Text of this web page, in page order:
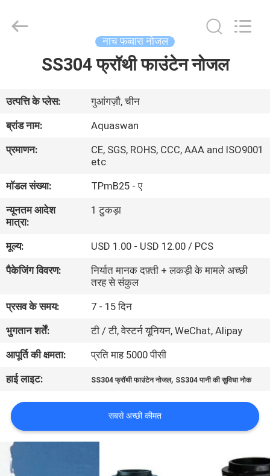
उत्पादों
हमारे
में
कारखाना
भ्रमण
नियंत्रण
संपर्क
करें
एक
उद्धरण
की
विनती
water
co,.ltd.
नाच फव्वारा नोजल
SS304 फ्रॉथी फाउंटेन नोजल
उत्पत्ति के प्लेस:
गुआंगज़ौ, चीन
ब्रांड नाम:
Aquaswan
प्रमाणन:
CE, SGS, ROHS, CCC, AAA and ISO9001
etc
मॉडल संख्या:
TPmB25 - ए
न्यूनतम आदेश
मात्रा:
1 टुकड़ा
मूल्य:
USD 1.00 - USD 12.00 / PCS
पैकेजिंग विवरण:
निर्यात मानक दफ़्ती + लकड़ी के मामले अच्छी
तरह से संकुल
प्रसव के समय:
7 - 15 दिन
भुगतान शर्तें:
टी / टी, वेस्टर्न यूनियन, WeChat, Alipay
आपूर्ति की क्षमता:
प्रति माह 5000 पीसी
हाई लाइट:
SS304 फ्रॉथी फाउंटेन नोजल, SS304 पानी की सुविधा नोक
सबसे अच्छी कीमत